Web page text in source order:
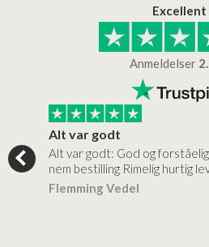
Excellent
Anmeldelser
for…
Alt var godt
Alt var godt: God og
nem bestilling Rimelig hurtig
Flemming Vedel